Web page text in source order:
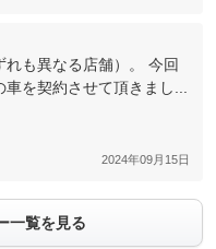
も異なる店舗）。 今回
を契約させて頂きまし...
2024年09月15日
一覧を見る